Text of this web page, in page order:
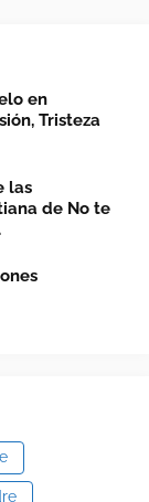
en
Tristeza
las
de No te